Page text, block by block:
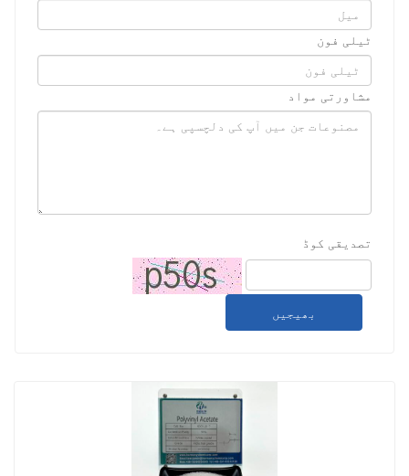
ٹیلی فون
مشاورتی مواد
تصدیقی کوڈ
بھیجیں